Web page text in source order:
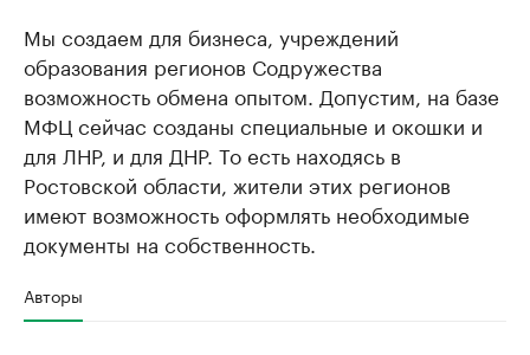
Мы создаем для бизнеса, учреждений
образования регионов Содружества
возможность обмена опытом. Допустим, на базе
МФЦ сейчас созданы специальные и окошки и
для ЛНР, и для ДНР. То есть находясь в
Ростовской области, жители этих регионов
имеют возможность оформлять необходимые
документы на собственность.
Авторы